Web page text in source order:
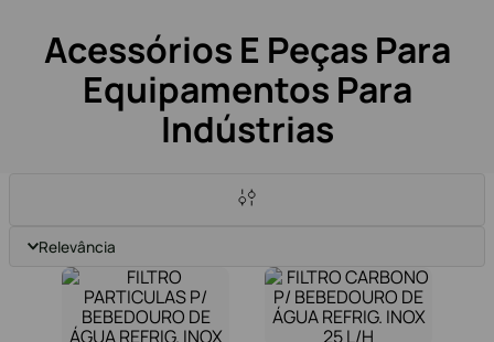
Acessórios E Peças Para
Equipamentos Para
Indústrias
Relevância